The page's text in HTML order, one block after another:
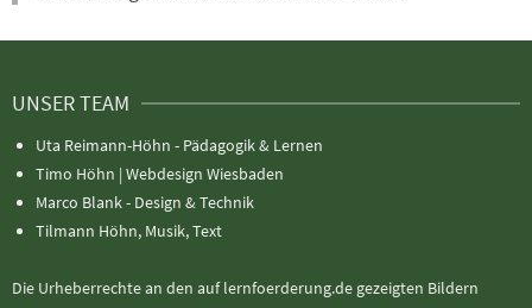
UNSER TEAM
Uta Reimann-Höhn - Pädagogik & Lernen
Timo Höhn | Webdesign Wiesbaden
Marco Blank - Design & Technik
Tilmann Höhn, Musik, Text
Die Urheberrechte an den auf lernfoerderung.de gezeigten Bildern